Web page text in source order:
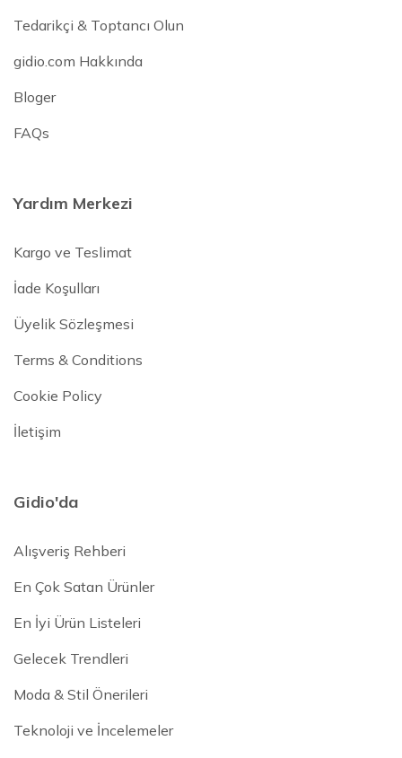
Tedarikçi & Toptancı Olun
gidio.com Hakkında
Bloger
FAQs
Yardım Merkezi
Kargo ve Teslimat
İade Koşulları
Üyelik Sözleşmesi
Terms & Conditions
Cookie Policy
İletişim
Gidio'da
Alışveriş Rehberi
En Çok Satan Ürünler
En İyi Ürün Listeleri
Gelecek Trendleri
Moda & Stil Önerileri
Teknoloji ve İncelemeler